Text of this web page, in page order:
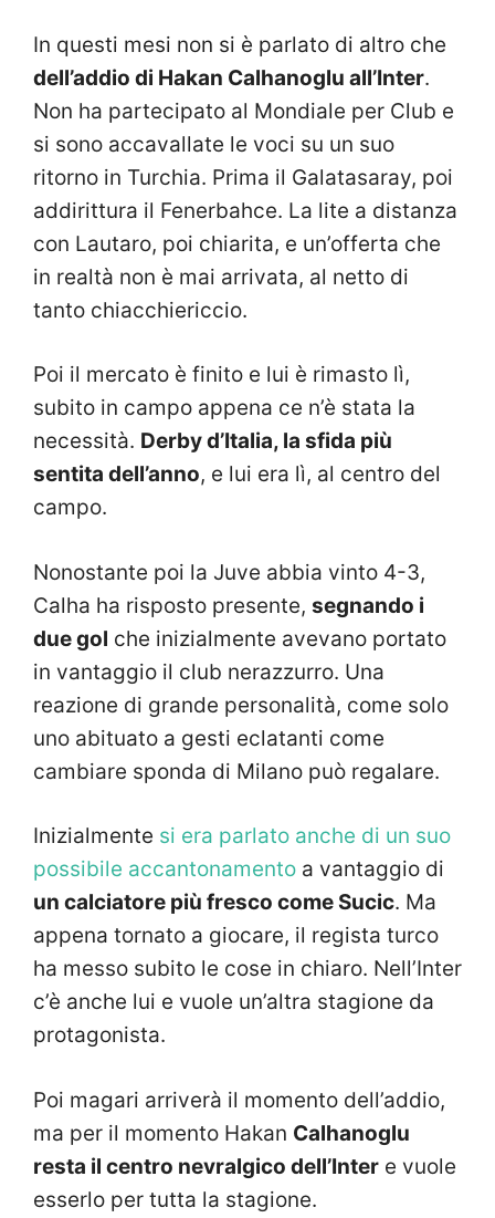
In questi mesi non si è parlato di altro che
dell’addio di Hakan Calhanoglu all’Inter.
Non ha partecipato al Mondiale per Club e
si sono accavallate le voci su un suo
ritorno in Turchia. Prima il Galatasaray, poi
addirittura il Fenerbahce. La lite a distanza
con Lautaro, poi chiarita, e un’offerta che
in realtà non è mai arrivata, al netto di
tanto chiacchiericcio.
Poi il mercato è finito e lui è rimasto lì,
subito in campo appena ce n’è stata la
necessità. Derby d’Italia, la sfida più
sentita dell’anno, e lui era lì, al centro del
campo.
Nonostante poi la Juve abbia vinto 4-3,
Calha ha risposto presente, segnando i
due gol che inizialmente avevano portato
in vantaggio il club nerazzurro. Una
reazione di grande personalità, come solo
uno abituato a gesti eclatanti come
cambiare sponda di Milano può regalare.
Inizialmente si era parlato anche di un suo
possibile accantonamento a vantaggio di
un calciatore più fresco come Sucic. Ma
appena tornato a giocare, il regista turco
ha messo subito le cose in chiaro. Nell’Inter
c’è anche lui e vuole un’altra stagione da
protagonista.
Poi magari arriverà il momento dell’addio,
ma per il momento Hakan Calhanoglu
resta il centro nevralgico dell’Inter e vuole
esserlo per tutta la stagione.